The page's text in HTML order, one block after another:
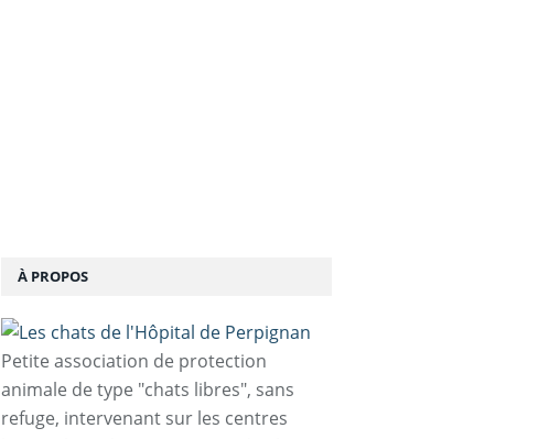
À PROPOS
Petite association de protection
animale de type "chats libres", sans
refuge, intervenant sur les centres